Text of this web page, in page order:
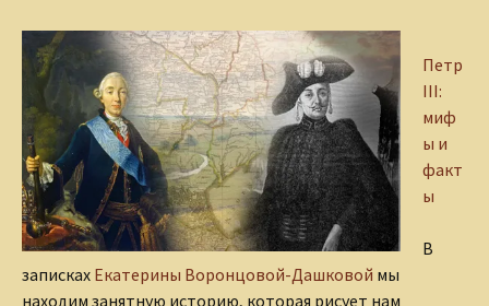
Петр
III:
миф
ы и
факт
ы
В
записках Екатерины Воронцовой-Дашковой мы
находим занятную историю, которая рисует нам